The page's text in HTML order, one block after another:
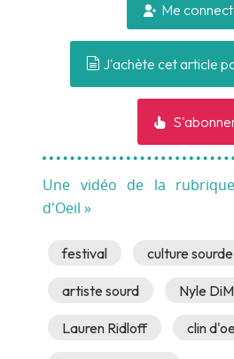
Me
J'achète cet article
Une vidéo de la
d'Oeil »
festival culture sourde
artiste sourd Nyle
Lauren Ridloff clin